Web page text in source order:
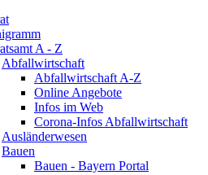
A - Z
Abfallwirtschaft
Abfallwirtschaft A-Z
Online Angebote
Infos im Web
Corona-Infos Abfallwirtschaft
Ausländerwesen
Bauen
Bauen - Bayern Portal